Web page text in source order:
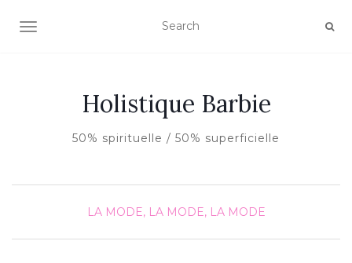
AFFICHER/MASQUER LA NAVIGATION
Holistique Barbie
50% spirituelle / 50% superficielle
LA MODE, LA MODE, LA MODE